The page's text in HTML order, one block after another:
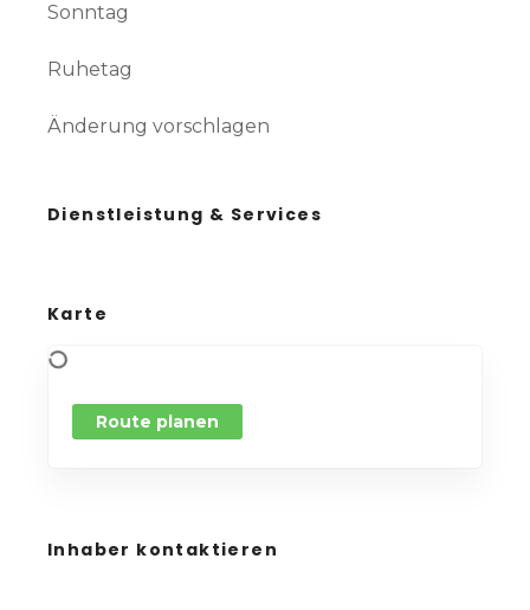
Sonntag
Ruhetag
Änderung vorschlagen
Dienstleistung & Services
Karte
Route planen
Inhaber kontaktieren